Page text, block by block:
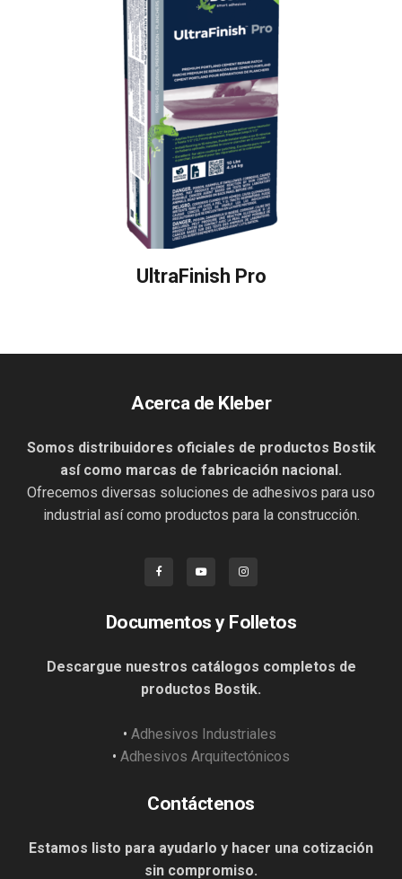
UltraFinish Pro
Acerca de Kleber
Somos distribuidores oficiales de productos Bostik
así como marcas de fabricación nacional.
Ofrecemos diversas soluciones de adhesivos para uso
industrial así como productos para la construcción.
Documentos y Folletos
Descargue nuestros catálogos completos de
productos Bostik.
• Adhesivos Industriales
• Adhesivos Arquitectónicos
Contáctenos
Estamos listo para ayudarlo y hacer una cotización
sin compromiso.